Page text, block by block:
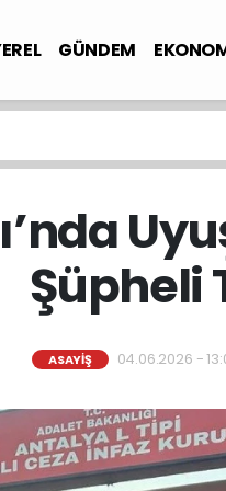
GÜNDEM
Şüpheli
ASAYİŞ 04.06.2026 -